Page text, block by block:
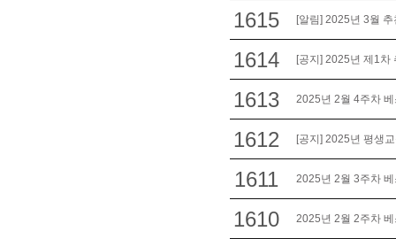
1615 [알림] 2025년 3월
1614 [공지] 2025년 제1차
1613 2025년 2월 4주차
1612 [공지] 2025년 평생
1611 2025년 2월 3주차
1610 2025년 2월 2주차